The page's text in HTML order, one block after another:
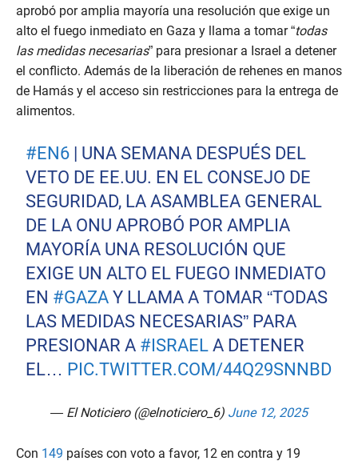
aprobó por amplia mayoría una resolución que exige un
alto el fuego inmediato en Gaza y llama a tomar “todas
las medidas necesarias” para presionar a Israel a detener
el conflicto. Además de la liberación de rehenes en manos
de Hamás y el acceso sin restricciones para la entrega de
alimentos.
#EN6 | UNA SEMANA DESPUÉS DEL
VETO DE EE.UU. EN EL CONSEJO DE
SEGURIDAD, LA ASAMBLEA GENERAL
DE LA ONU APROBÓ POR AMPLIA
MAYORÍA UNA RESOLUCIÓN QUE
EXIGE UN ALTO EL FUEGO INMEDIATO
EN #GAZA Y LLAMA A TOMAR “TODAS
LAS MEDIDAS NECESARIAS” PARA
PRESIONAR A #ISRAEL A DETENER
EL… PIC.TWITTER.COM/44Q29SNNBD
— El Noticiero (@elnoticiero_6) June 12, 2025
Con 149 países con voto a favor, 12 en contra y 19